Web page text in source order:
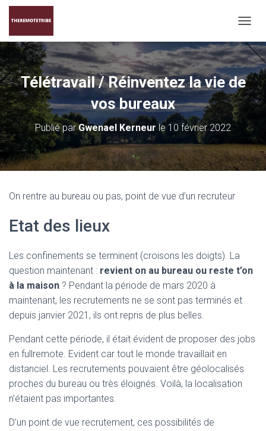
É
P
L
I
E
R
A
N
A
V
I
Télétravail / Réinventez la vie de
vos bureaux
Publié parGwenael Kerneur le10 février 2022
On rentre au bureau ou pas, point de vue d’un recruteur
Etat des lieux
Les confinements se terminent (croisons les doigts). La
question maintenant : revient on au bureau ou reste t’on
à la maison ? Pendant la période de mars 2020 à
maintenant, les recrutements ne se sont pas terminés et
depuis janvier 2021, ils ont repris de plus belles.
Pendant cette période, il était évident de proposer des jobs
en fullremote. Evident car tout le monde travaillait en
distanciel. Les recrutements pouvaient être géolocalisés
proches du bureau ou très éloignés. Voilà, la localisation
n’étaient pas importantes.
D’un point de vue recrutement, ces possibilités de